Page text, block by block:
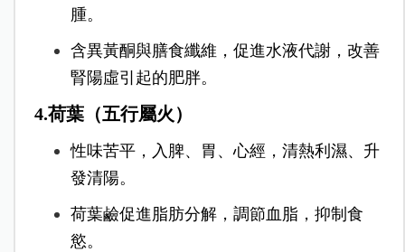
腫。
含異黃酮與膳食纖維，促進水液代謝，改善
腎陽虛引起的肥胖。
4.荷葉（五行屬火）
性味苦平，入脾、胃、心經，清熱利濕、升
發清陽。
荷葉鹼促進脂肪分解，調節血脂，抑制食
慾。